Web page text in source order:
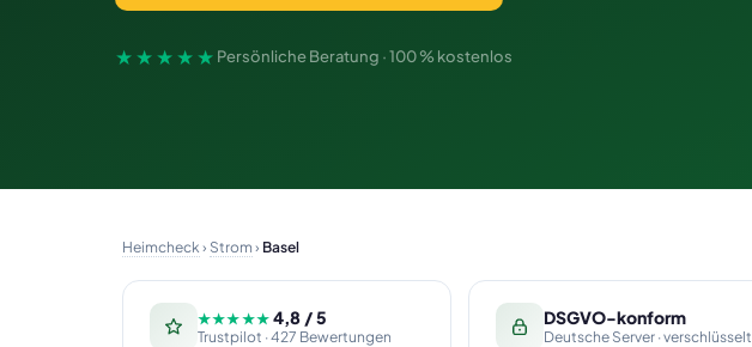
★★★★★ Persönliche Beratung · 100 % kostenlos
Heimcheck › Strom › Basel
★★★★★ 4,8 / 5
Trustpilot · 427 Bewertungen
DSGVO-konform
Deutsche Server · verschlüsselt